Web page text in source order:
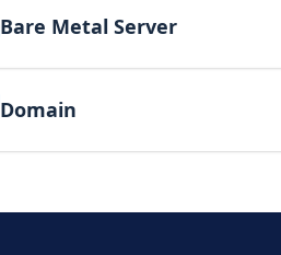
Bare Metal Server
Domain